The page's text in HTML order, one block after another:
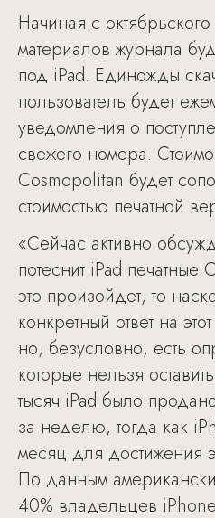
Начиная с
материалов журнала
под iPad. Единожды
пользователь будет
уведомления о
свежего номера.
Cosmopolitan будет
стоимостью печатной
«Сейчас активно
потеснит iPad
это произойдет, то
конкретный ответ на
но, безусловно, есть
которые нельзя
тысяч iPad было
за неделю, тогда как
месяц для достижения
По данным
40% владельцев